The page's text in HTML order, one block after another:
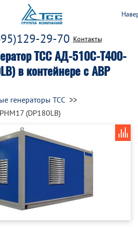
ТСС АД-510С-Т400-
в контейнере с АВР
29-70 Контакты
генераторы ТСС
(DP180LB)